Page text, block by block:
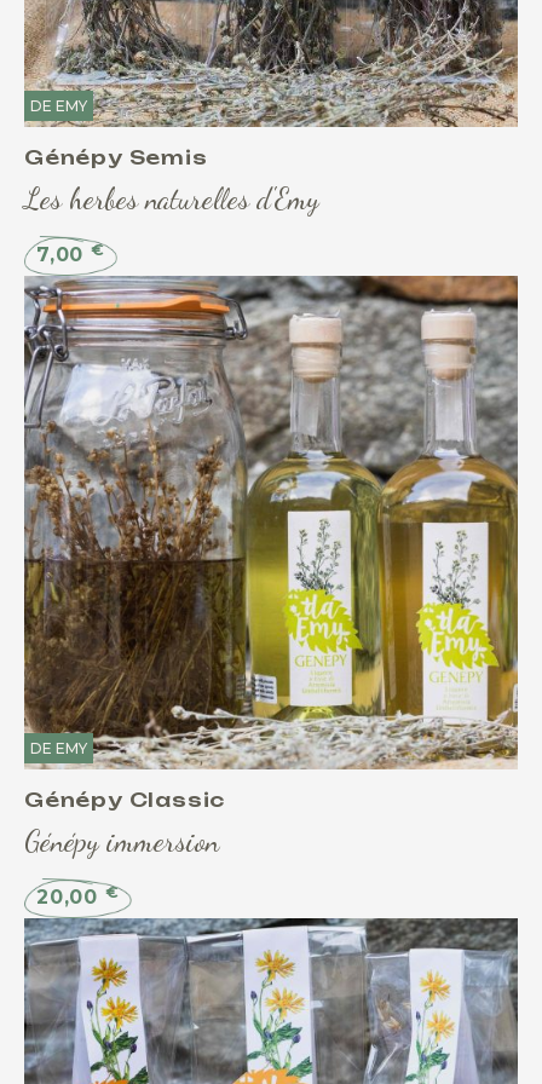
DE EMY
Génépy Semis
Les herbes naturelles d'Emy
7,00 €
DE EMY
Génépy Classic
Génépy immersion
20,00 €